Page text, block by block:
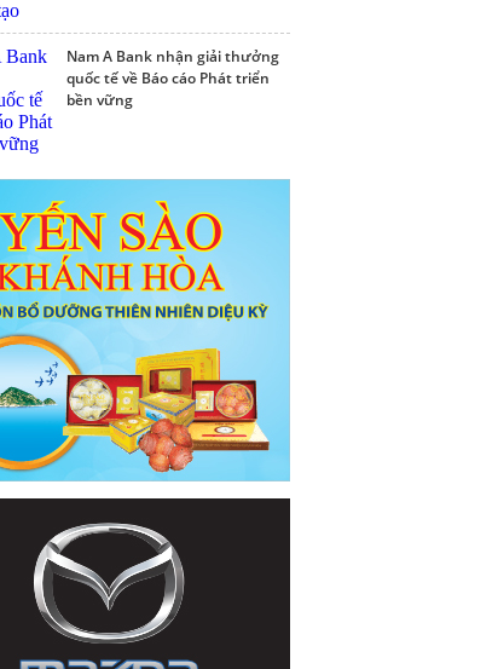
Nam A Bank nhận giải thưởng
quốc tế về Báo cáo Phát triển
bền vững